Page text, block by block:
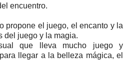
encuentro.
propone el juego, el encanto y la
del juego y la magia.
que lleva mucho juego y
llegar a la belleza mágica, el